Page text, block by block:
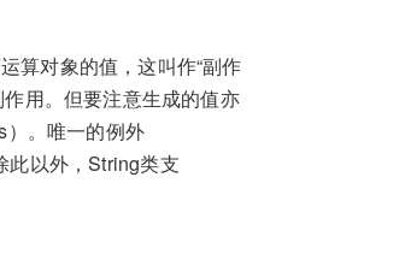
算对象的值，这叫作“副作
用。但要注意生成的值亦
）。唯一的例外
此以外，String类支